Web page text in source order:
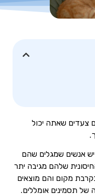
צעדים שאתה יכול
אנשים שמגלים שהם
שלהם מגיבה יתר
מקום והם מוצאים
של תסמינים אומללים.